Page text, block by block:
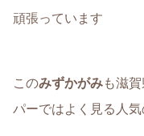
頑張っています
このみずかがみも滋
パーではよく見る人